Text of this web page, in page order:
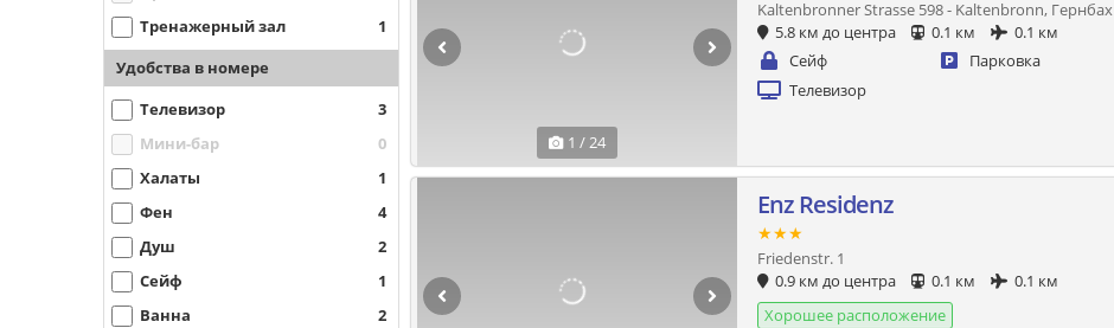
Тренажерный зал
1
Удобства в номере
Телевизор
3
Мини-бар
0
Халаты
1
Фен
4
Душ
2
Сейф
1
Ванна
2
1 / 24
Kaltenbronner Strasse 598 - Kaltenbronn, Гернбах
5.8 км до центра
0.1 км
0.1 км
Сейф
Парковка
Телевизор
Enz Residenz
★★★
Friedenstr. 1
0.9 км до центра
0.1 км
0.1 км
Хорошее расположение